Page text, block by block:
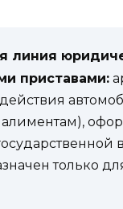
линия
приставами:
только